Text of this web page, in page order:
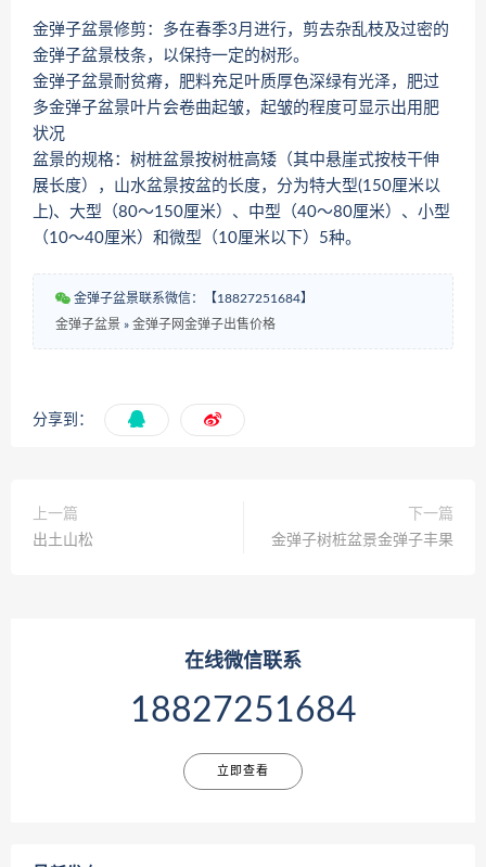
金弹子盆景修剪：多在春季3月进行，剪去杂乱枝及过密的
金弹子盆景枝条，以保持一定的树形。
金弹子盆景耐贫瘠，肥料充足叶质厚色深绿有光泽，肥过
多金弹子盆景叶片会卷曲起皱，起皱的程度可显示出用肥
状况
盆景的规格：树桩盆景按树桩高矮（其中悬崖式按枝干伸
展长度），山水盆景按盆的长度，分为特大型(150厘米以
上)、大型（80～150厘米）、中型（40～80厘米）、小型
（10～40厘米）和微型（10厘米以下）5种。
金弹子盆景联系微信：【18827251684】
金弹子盆景 » 金弹子网金弹子出售价格
分享到：
上一篇
出土山松
下一篇
金弹子树桩盆景金弹子丰果
在线微信联系
18827251684
立即查看